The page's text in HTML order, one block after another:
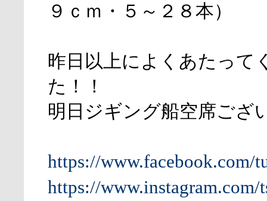
９ｃｍ・５～２８本）
昨日以上によくあたって
た！！
明日ジギング船空席ござ
https://www.facebook.com/
https://www.instagram.com/